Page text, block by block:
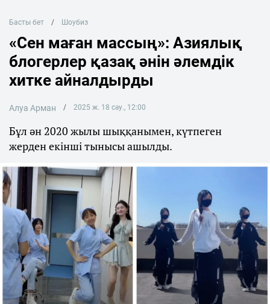
Басты бет Шоубиз
«Сен маған массың»: Азиялық
блогерлер қазақ әнін әлемдік
хитке айналдырды
Алуа Арман 2025 ж. 18 сәу., 12:00
Бұл ән 2020 жылы шыққанымен, күтпеген
жерден екінші тынысы ашылды.